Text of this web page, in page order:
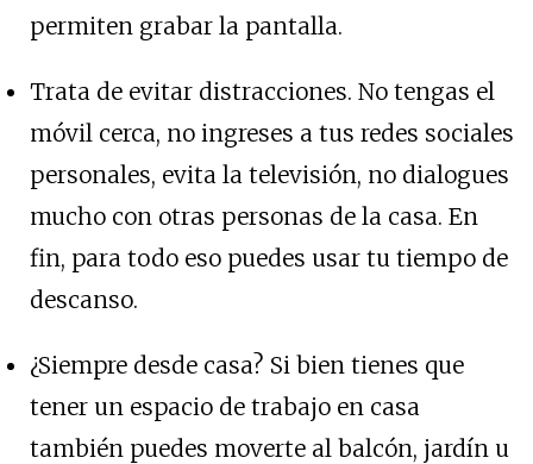
permiten grabar la pantalla.
Trata de evitar distracciones. No tengas el
móvil cerca, no ingreses a tus redes sociales
personales, evita la televisión, no dialogues
mucho con otras personas de la casa. En
fin, para todo eso puedes usar tu tiempo de
descanso.
¿Siempre desde casa? Si bien tienes que
tener un espacio de trabajo en casa
también puedes moverte al balcón, jardín u